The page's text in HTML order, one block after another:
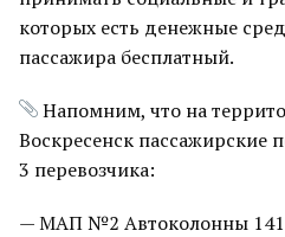
которых есть денежные
пассажира бесплатный.
Напомним, что на
Воскресенск пассажирские
3 перевозчика:
— МАП №2 Автоколонны